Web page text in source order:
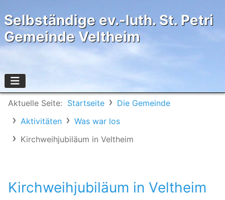
Selbständige ev.-luth. St. Petri
Gemeinde Veltheim
Aktuelle Seite: Startseite
Die Gemeinde
Aktivitäten
Was war los
Kirchweihjubiläum in Veltheim
Kirchweihjubiläum in Veltheim